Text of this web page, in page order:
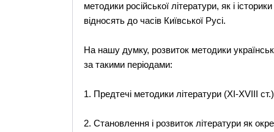
методики російської літератури, як і
відносять до часів Київської Русі.
На нашу думку, розвиток методики
за такими періодами:
1. Предтечі методики літератури (ХІ-ХVІІІ
2. Становлення і розвиток літератури як